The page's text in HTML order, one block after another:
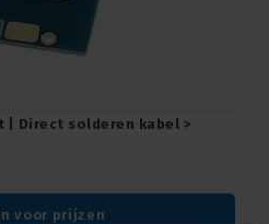
| Direct solderen kabel >
voor prijzen